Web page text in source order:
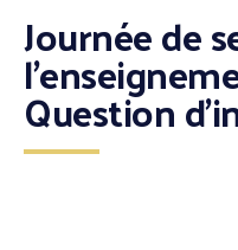
Journée de
Question